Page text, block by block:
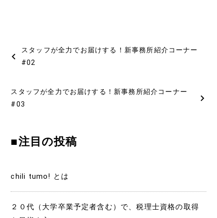
ビ
ー
ョ
スタッフが全力でお届けする！新事務所紹介コーナー
#02
スタッフが全力でお届けする！新事務所紹介コーナー
#03
■注目の投稿
chili tumo! とは
２０代（大学卒業予定者含む）で、税理士資格の取得